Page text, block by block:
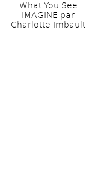
What You See
IMAGINE par
Charlotte Imbault